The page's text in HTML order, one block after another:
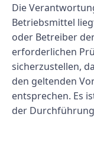
Die
Betriebsmittel
oder Betreiber
erforderlichen
sicherzustellen,
den geltenden
entsprechen. Es
der